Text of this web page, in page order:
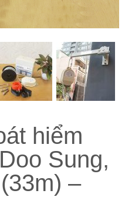
hiểm
Sung,
–